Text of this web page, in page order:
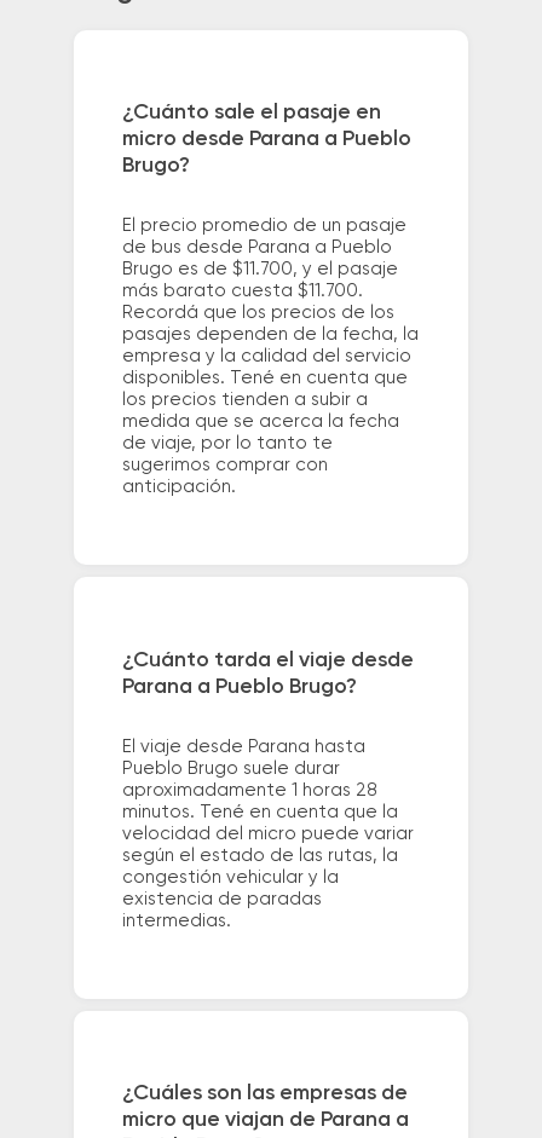
¿Cuánto sale el pasaje en
micro desde Parana a Pueblo
Brugo?
El precio promedio de un pasaje
de bus desde Parana a Pueblo
Brugo es de $11.700, y el pasaje
más barato cuesta $11.700.
Recordá que los precios de los
pasajes dependen de la fecha, la
empresa y la calidad del servicio
disponibles. Tené en cuenta que
los precios tienden a subir a
medida que se acerca la fecha
de viaje, por lo tanto te
sugerimos comprar con
anticipación.
¿Cuánto tarda el viaje desde
Parana a Pueblo Brugo?
El viaje desde Parana hasta
Pueblo Brugo suele durar
aproximadamente 1 horas 28
minutos. Tené en cuenta que la
velocidad del micro puede variar
según el estado de las rutas, la
congestión vehicular y la
existencia de paradas
intermedias.
¿Cuáles son las empresas de
micro que viajan de Parana a